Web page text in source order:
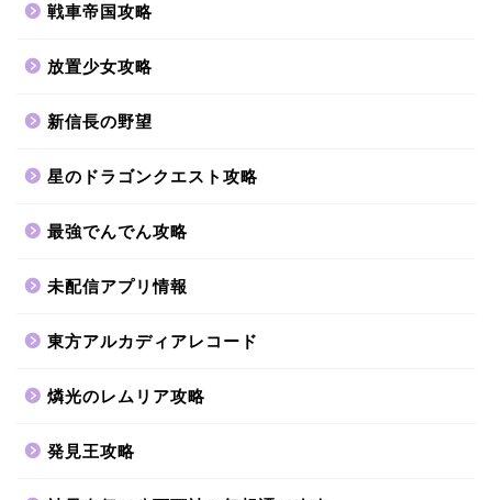
戦車帝国攻略
放置少女攻略
新信長の野望
星のドラゴンクエスト攻略
最強でんでん攻略
未配信アプリ情報
東方アルカディアレコード
燐光のレムリア攻略
発見王攻略